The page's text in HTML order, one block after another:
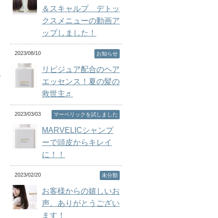
＆スキャルプ デトッ
クスメニューの動画ア
ップしました！
2023/08/10 お知らせ
リピジュア配合のヘア
エッセンス！夏の髪の
救世主♬
2023/03/03 マーベリックを試しました
MARVELICシャンプ
ーで頭皮からキレイ
に！！
2023/02/20 未分類
お客様からの嬉しいお
声、ありがとうござい
ます！